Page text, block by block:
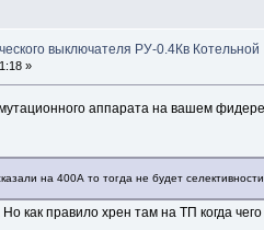
выключателя РУ-0.4Кв Котельной
»
аппарата на вашем
на 400А то тогда не будет
как правило хрен там на ТП когда